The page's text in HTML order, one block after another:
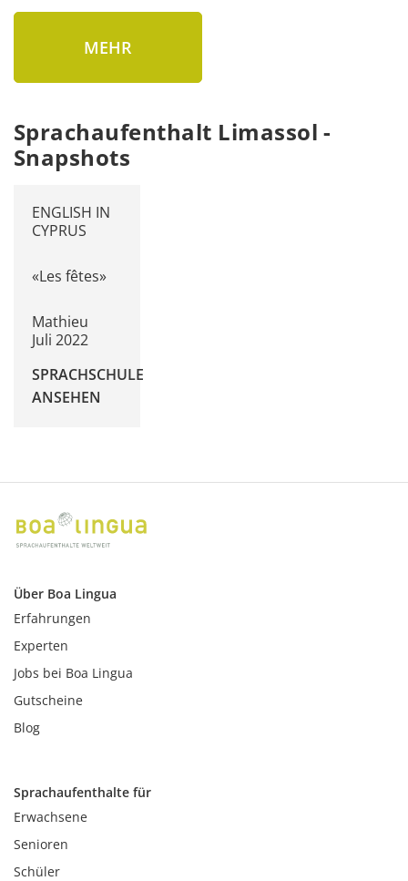
MEHR
Sprachaufenthalt Limassol -
Snapshots
ENGLISH IN
CYPRUS
«Les fêtes»
Mathieu
Juli 2022
SPRACHSCHULE
ANSEHEN
Über Boa Lingua
Erfahrungen
Experten
Jobs bei Boa Lingua
Gutscheine
Blog
Sprachaufenthalte für
Erwachsene
Senioren
Schüler